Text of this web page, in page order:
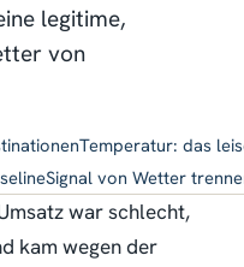
legitime,
von
Temperatur: das
Signal von Wetter
war schlecht,
kam wegen der